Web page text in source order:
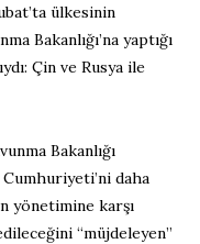
ülkesinin
Bakanlığı’na yaptığı
Çin ve Rusya ile
Bakanlığı
daha
yönetimine karşı
“müjdeleyen”